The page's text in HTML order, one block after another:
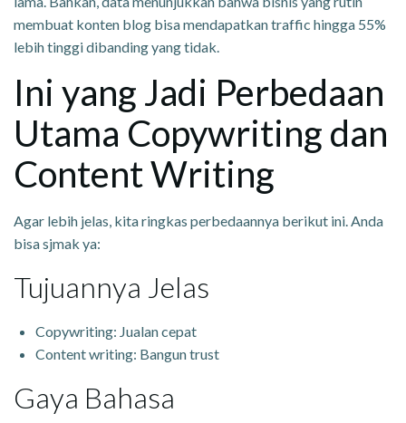
membuat konten blog bisa mendapatkan traffic hingga 55%
lebih tinggi dibanding yang tidak.
Ini yang Jadi Perbedaan
Utama Copywriting dan
Content Writing
Agar lebih jelas, kita ringkas perbedaannya berikut ini. Anda
bisa sjmak ya:
Tujuannya Jelas
Copywriting: Jualan cepat
Content writing: Bangun trust
Gaya Bahasa